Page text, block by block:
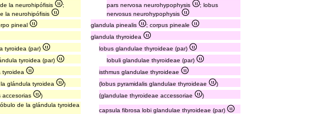
la neurohipófisis
;
la neurohipófisis
pars nervosa neurohypophysis
; lobus
nervosus neurohypophysis
pineal glandula pinealis
; corpus pineale
glandula thyroidea
tyroidea (par)
lobus glandulae thyroideae (par)
tyroidea (par)
lobuli glandulae thyroideae (par)
tyroidea
isthmus glandulae thyroideae
glándula tyroidea ) (lobus pyramidalis glandulae thyroideae
)
accesorias ) (glandulae thyroideae accessoriae )
de la glándula tyroidea
capsula fibrosa lobi glandulae thyroideae (par)